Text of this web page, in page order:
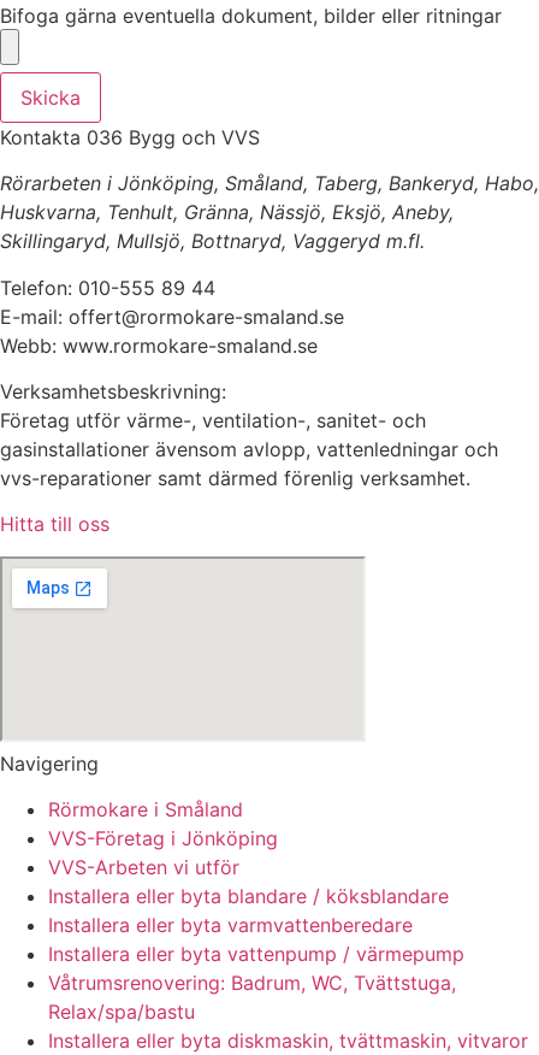
Bifoga gärna eventuella dokument, bilder eller ritningar
Skicka
Kontakta 036 Bygg och VVS
Rörarbeten i Jönköping, Småland, Taberg, Bankeryd, Habo,
Huskvarna, Tenhult, Gränna, Nässjö, Eksjö, Aneby,
Skillingaryd, Mullsjö, Bottnaryd, Vaggeryd m.fl.
Telefon: 010-555 89 44
E-mail: offert@rormokare-smaland.se
Webb: www.rormokare-smaland.se
Verksamhetsbeskrivning:
Företag utför värme-, ventilation-, sanitet- och
gasinstallationer ävensom avlopp, vattenledningar och
vvs-reparationer samt därmed förenlig verksamhet.
Hitta till oss
Navigering
Rörmokare i Småland
VVS-Företag i Jönköping
VVS-Arbeten vi utför
Installera eller byta blandare / köksblandare
Installera eller byta varmvattenberedare
Installera eller byta vattenpump / värmepump
Våtrumsrenovering: Badrum, WC, Tvättstuga,
Relax/spa/bastu
Installera eller byta diskmaskin, tvättmaskin, vitvaror